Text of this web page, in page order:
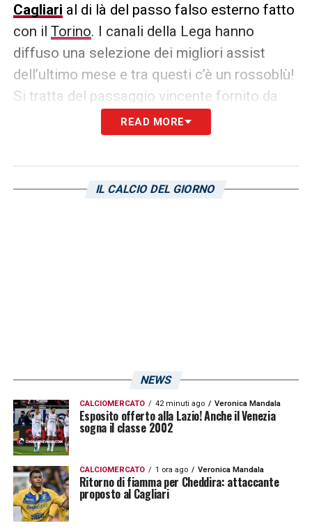
Cagliari al di là del passo falso esterno fatto
con il Torino. I canali della Lega hanno
diffuso una selezione dei migliori assist
dell’ultimo mese e tra questi c’è un rossoblù!
Si tratta del passaggio vincente fornito da
Alessandro Deiolaper Gianluca Gaetano
nella partita contro il Lecce.Il video:
LA PLAYLIST DELLE NOSTRE TOP NEWS
READ MORE
IL CALCIO DEL GIORNO
NEWS
CALCIOMERCATO 42 minuti ago Veronica Mandala
Esposito offerto alla Lazio! Anche il Venezia
sogna il classe 2002
CALCIOMERCATO 1 ora ago Veronica Mandala
Ritorno di fiamma per Cheddira: attaccante
proposto al Cagliari